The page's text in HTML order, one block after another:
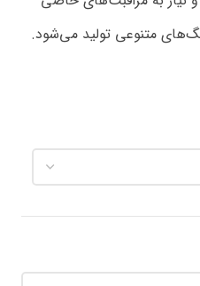
متنوعی تولید می‌شود.